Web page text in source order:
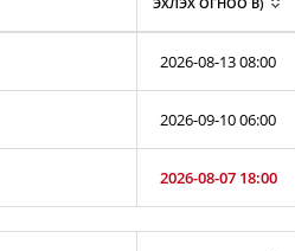
2026-08-13 08:00
2026-09-10 06:00
2026-08-07 18:00